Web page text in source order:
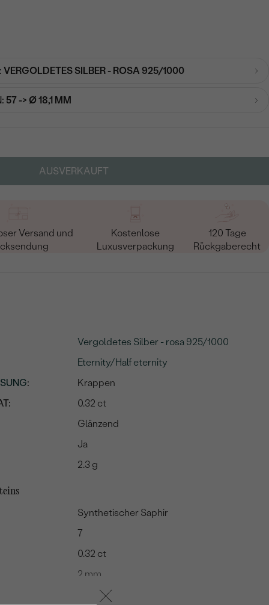
VERGOLDETES SILBER - ROSA 925/1000
57 -> Ø 18,1 MM
AUSVERKAUFT
Versand und
Kostenlose
Luxusverpackung
120 Tage
Rückgaberecht
Vergoldetes Silber - rosa 925/1000
Eternity/Half eternity
:
Krappen
0.32 ct
Glänzend
Ja
2.3 g
Synthetischer Saphir
7
0.32 ct
2 mm
Augenrein